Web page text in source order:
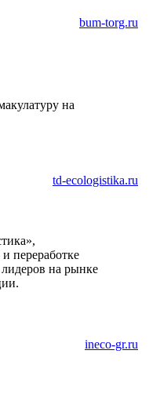
bum-torg.ru
на
td-ecologistika.ru
переработке
на рынке
ineco-gr.ru